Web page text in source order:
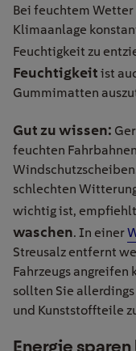
Bei feuchtem
Klimaanlage
Feuchtigkeit zu
Feuchtigkeit ist
Gummimatten
Gut zu wissen:
feuchten
schlechten
wichtig ist, empfiehlt
waschen. In einer
Streusalz entfernt
Fahrzeugs angreifen
sollten Sie
und Kunststoffteile
Energie